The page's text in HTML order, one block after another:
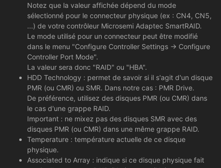
Notez que la valeur affichée dépend du mode
sélectionné pour le connecteur physique (ex : CN4, CN5,
...) de votre contrôleur Microsemi Adaptec SmartRAID.
Le mode utilisé pour un connecteur peut être modifié
dans le menu "Configure Controller Settings -> Configure
Controller Port Mode".
La valeur sera donc "RAID" ou "HBA".
HDD Technology : permet de savoir si il s'agit d'un disque
PMR (ou CMR) ou SMR. Dans notre cas : PMR Drive.
De préférence, utilisez des disques PMR (ou CMR) dans
le cas d'une grappe RAID.
Important : ne mixez pas des disques SMR avec des
disques PMR (ou CMR) dans une même grappe RAID.
Temperature : température actuelle de ce disque
physique.
Associated to Array : indique si ce disque physique fait